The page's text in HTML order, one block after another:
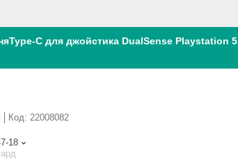
C для джойстика DualSense Playstation 5
Код: 22008082
18